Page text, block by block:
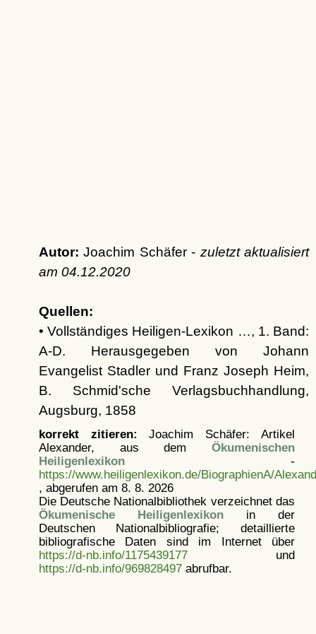
Autor: Joachim Schäfer - zuletzt aktualisiert
am 04.12.2020
Quellen:
• Vollständiges Heiligen-Lexikon …, 1. Band:
A-D. Herausgegeben von Johann
Evangelist Stadler und Franz Joseph Heim,
B. Schmid'sche Verlagsbuchhandlung,
Augsburg, 1858
korrekt zitieren: Joachim Schäfer: Artikel
Alexander, aus dem Ökumenischen
Heiligenlexikon-
https://www.heiligenlexikon.de/BiographienA/
, abgerufen am 8. 8. 2026
Die Deutsche Nationalbibliothek verzeichnet das
Ökumenische Heiligenlexikonin der
Deutschen Nationalbibliografie; detaillierte
bibliografische Daten sind im Internet über
https://d-nb.info/1175439177und
https://d-nb.info/969828497abrufbar.